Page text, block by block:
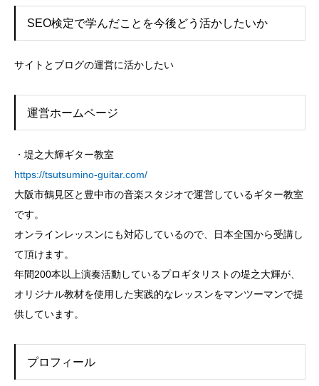
SEO検定で学んだことを今後どう活かしたいか
サイトとブログの運営に活かしたい
運営ホームページ
・堤之大輝ギター教室
https://tsutsumino-guitar.com/
大阪市鶴見区と豊中市の音楽スタジオで運営しているギター教室
です。
オンラインレッスンにも対応しているので、日本全国から受講し
て頂けます。
年間200本以上演奏活動しているプロギタリストの堤之大輝が、
オリジナル教材を使用した実践的なレッスンをマンツーマンで提
供しています。
プロフィール